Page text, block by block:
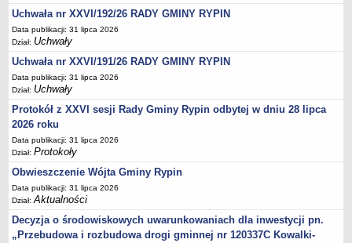
Galeria
Raporty o stanie dostępności
Wnioski
WŁADZE I STRUKTURA
Struktura organizacyjna
Rada gminy
Wójt
Urząd gminy
Jednostki organizacyjne, GOPS, Instytucja kultury, OSP
Jednostki pomocnicze - sołectwa
Plan pracy komisji rewizyjnej
Sesje Rady Gminy Rypin
Uchwała nr XXVI/192/26 RADY GMINY RYPIN
Data publikacji: 31 lipca 2026
Dział: Uchwały
Uchwała nr XXVI/191/26 RADY GMINY RYPIN
Data publikacji: 31 lipca 2026
Dział: Uchwały
Protokół z XXVI sesji Rady Gminy Rypin odbytej w dniu 28 lipca
2026 roku
Data publikacji: 31 lipca 2026
Dział:Protokoły
Obwieszczenie Wójta Gminy Rypin
Data publikacji: 31 lipca 2026
Dział:Aktualności
Decyzja o środowiskowych uwarunkowaniach dla inwestycji pn.
„Przebudowa i rozbudowa drogi gminnej nr 120337C Kowalki-